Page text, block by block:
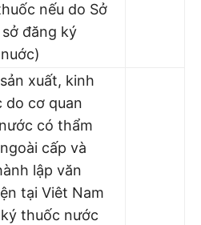
nếu do Sở
đăng ký
xuất, kinh
do cơ quan
có thẩm
cấp và
lập văn
tại Viêt Nam
thuốc nước